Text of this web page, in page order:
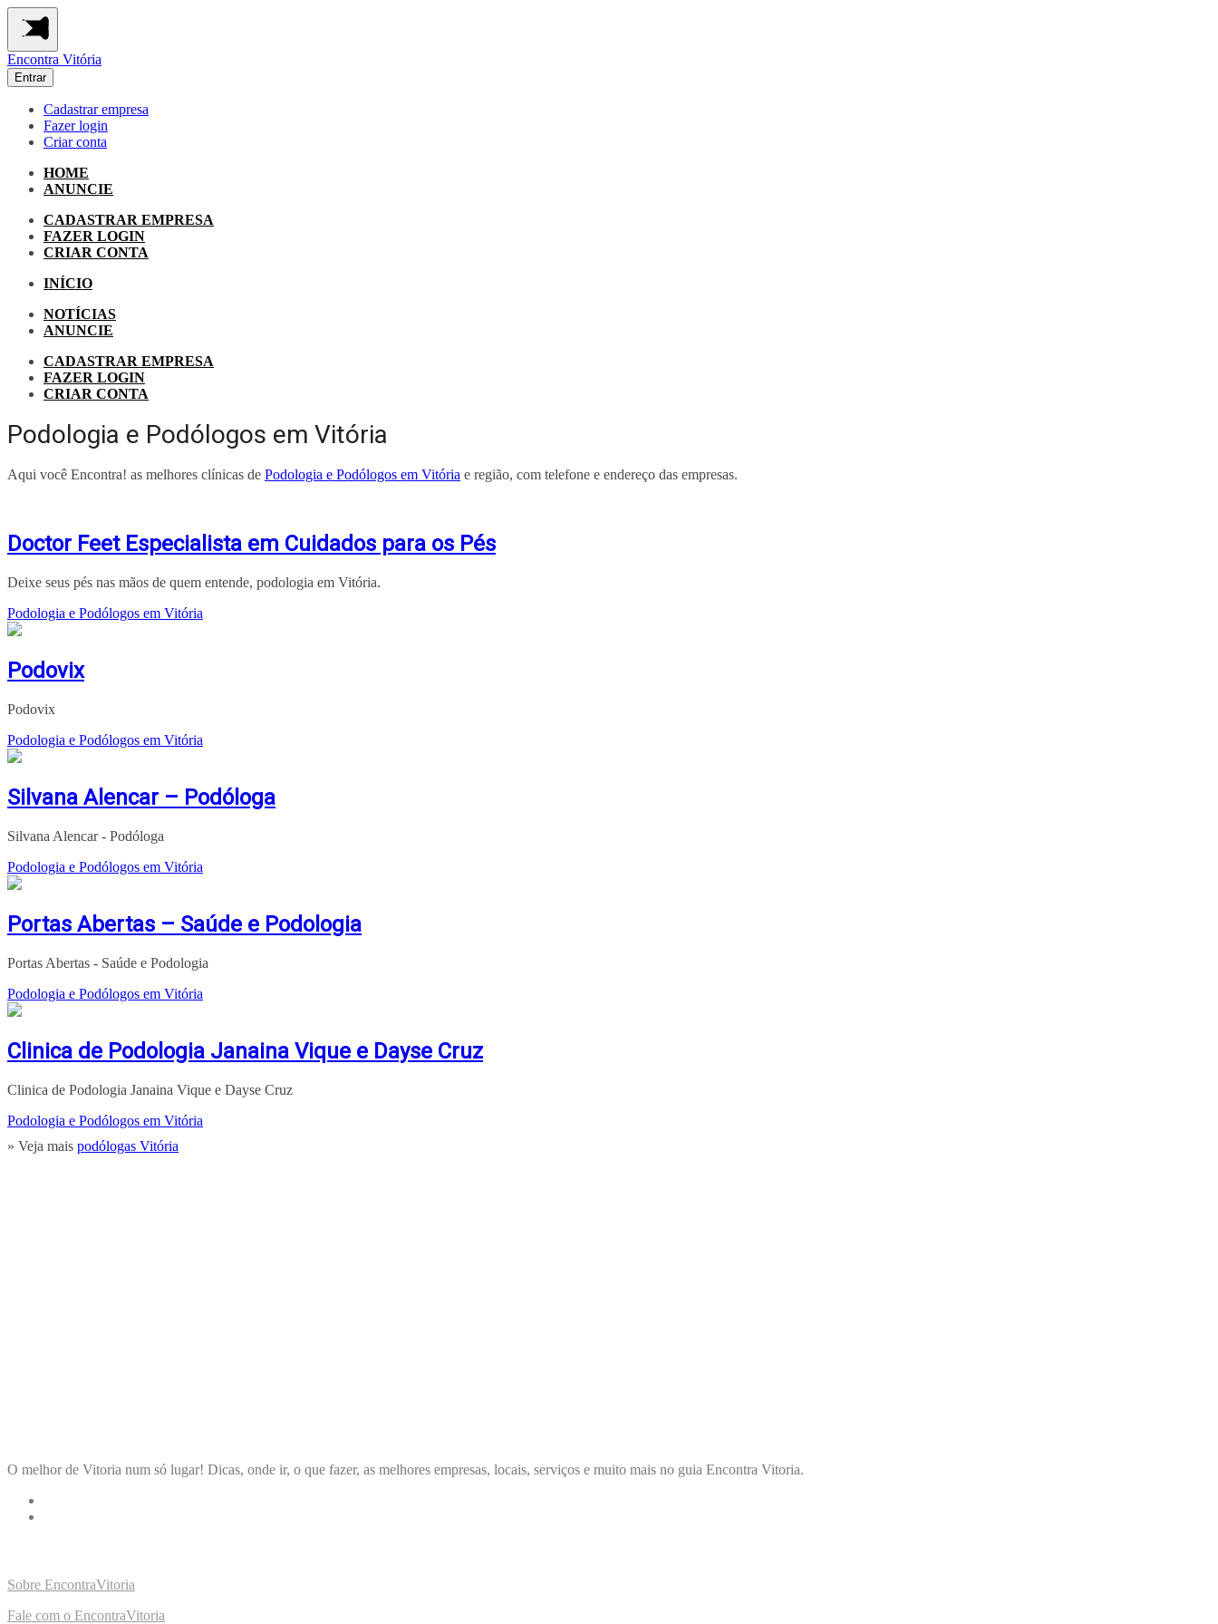
Encontra Vitória
Entrar
Cadastrar empresa
Fazer login
Criar conta
HOME
ANUNCIE
CADASTRAR EMPRESA
FAZER LOGIN
CRIAR CONTA
INÍCIO
NOTÍCIAS
ANUNCIE
CADASTRAR EMPRESA
FAZER LOGIN
CRIAR CONTA
Podologia e Podólogos em Vitória
Aqui você Encontra! as melhores clínicas de Podologia e Podólogos em Vitória e região, com telefone e endereço das empresas.
Doctor Feet Especialista em Cuidados para os Pés
Deixe seus pés nas mãos de quem entende, podologia em Vitória.
Podologia e Podólogos em Vitória
Podovix
Podovix
Podologia e Podólogos em Vitória
Silvana Alencar – Podóloga
Silvana Alencar - Podóloga
Podologia e Podólogos em Vitória
Portas Abertas – Saúde e Podologia
Portas Abertas - Saúde e Podologia
Podologia e Podólogos em Vitória
Clinica de Podologia Janaina Vique e Dayse Cruz
Clinica de Podologia Janaina Vique e Dayse Cruz
Podologia e Podólogos em Vitória
» Veja mais podólogas Vitória
O melhor de Vitoria num só lugar! Dicas, onde ir, o que fazer, as melhores empresas, locais, serviços e muito mais no guia Encontra Vitoria.
Sobre EncontraVitoria
Fale com o EncontraVitoria